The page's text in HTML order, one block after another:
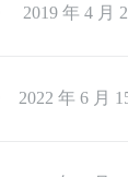
2019 年 4 月
2022 年 6 月